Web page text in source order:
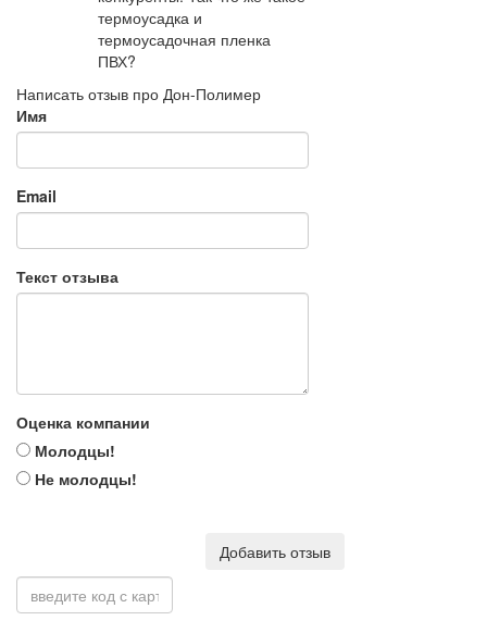
термоусадка и
термоусадочная пленка
ПВХ?
Написать отзыв про Дон-Полимер
Имя
Email
Текст отзыва
Оценка компании
Молодцы!
Не молодцы!
Добавить отзыв